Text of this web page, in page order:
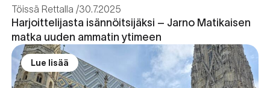
Töissä Rettalla 30.7.2025
Harjoittelijasta isännöitsijäksi – Jarno Matikaisen
matka uuden ammatin ytimeen
Lue lisää